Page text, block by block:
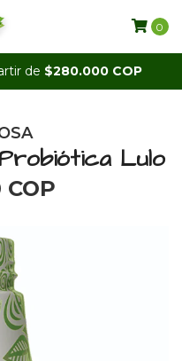
de $280.000 COP
0
Lulo